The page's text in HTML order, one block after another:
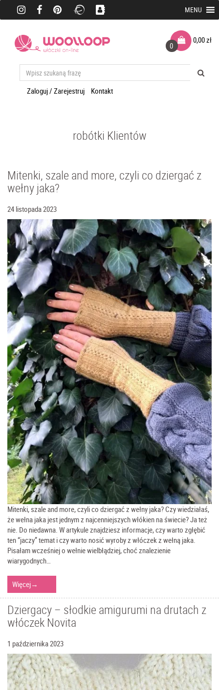
Zaloguj / Zarejestruj Kontakt
0
0,00zł
MENU
robótki Klientów
24 listopada 2023
Mitenki, szale and more, czyli co dziergać z
wełny jaka?
Mitenki, szale and more, czyli co dziergać z wełny jaka? Czy wiedziałaś,
że wełna jaka jest jednym z najcenniejszych włókien na świecie? Ja też
nie. Do niedawna. W artykule znajdziesz informacje, czy warto zgłębić
ten “jaczy” temat i czy warto nosić wyroby z włóczek z wełną jaka.
Pisałam wcześniej o wełnie wielbłądziej, choć znalezienie
wiarygodnych…
Więcej→
1 października 2023
Dziergacy – słodkie amigurumi na drutach z
włóczek Novita